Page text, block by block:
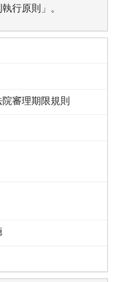
行原則」。
審理期限規則